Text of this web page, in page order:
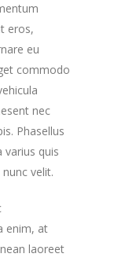
eros,
eu
commodo
nec
Phasellus
varius quis
velit.
enim, at
laoreet